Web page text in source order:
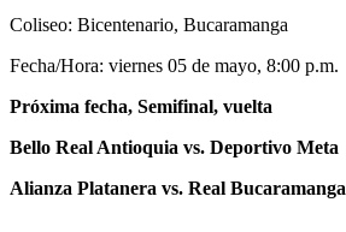
Coliseo: Bicentenario, Bucaramanga
Fecha/Hora: viernes 05 de mayo, 8:00 p.m.
Próxima fecha, Semifinal, vuelta
Bello Real Antioquia vs. Deportivo Meta
Alianza Platanera vs. Real Bucaramanga